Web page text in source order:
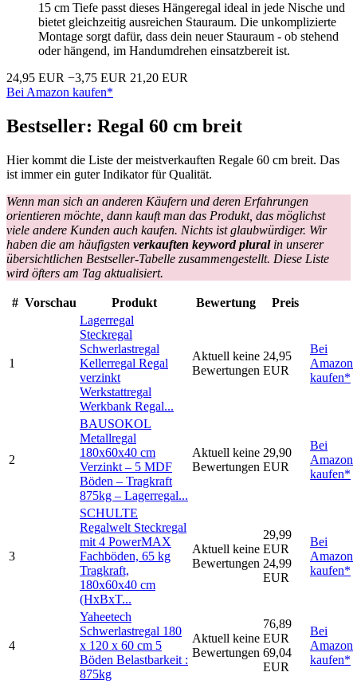
15 cm Tiefe passt dieses Hängeregal ideal in jede Nische und
bietet gleichzeitig ausreichen Stauraum. Die unkomplizierte
Montage sorgt dafür, dass dein neuer Stauraum - ob stehend
oder hängend, im Handumdrehen einsatzbereit ist.
24,95 EUR −3,75 EUR 21,20 EUR
Bei Amazon kaufen*
Bestseller: Regal 60 cm breit
Hier kommt die Liste der meistverkauften Regale 60 cm breit. Das
ist immer ein guter Indikator für Qualität.
Wenn man sich an anderen Käufern und deren Erfahrungen
orientieren möchte, dann kauft man das Produkt, das möglichst
viele andere Kunden auch kaufen. Nichts ist glaubwürdiger. Wir
haben die am häufigsten verkauften keyword plural in unserer
übersichtlichen Bestseller-Tabelle zusammengestellt. Diese Liste
wird öfters am Tag aktualisiert.
# Vorschau Produkt Bewertung Preis
1
Lagerregal
Steckregal
Schwerlastregal
Kellerregal Regal
verzinkt
Werkstattregal
Werkbank Regal...
Aktuell keine
Bewertungen
24,95
EUR
Bei
Amazon
kaufen*
2
BAUSOKOL
Metallregal
180x60x40 cm
Verzinkt – 5 MDF
Böden – Tragkraft
875kg – Lagerregal...
Aktuell keine
Bewertungen
29,90
EUR
Bei
Amazon
kaufen*
3
SCHULTE
Regalwelt Steckregal
mit 4 PowerMAX
Fachböden, 65 kg
Tragkraft,
180x60x40 cm
(HxBxT...
Aktuell keine
Bewertungen
29,99
EUR
24,99
EUR
Bei
Amazon
kaufen*
4
Yaheetech
Schwerlastregal 180
x 120 x 60 cm 5
Böden Belastbarkeit :
875kg
Aktuell keine
Bewertungen
76,89
EUR
69,04
EUR
Bei
Amazon
kaufen*